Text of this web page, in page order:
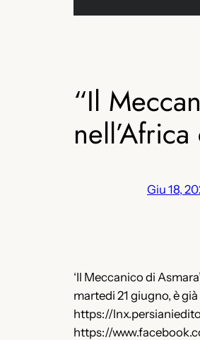
“Il
Giu 18,
‘Il Meccanico di
martedi 21 giugno, è
https://
https://